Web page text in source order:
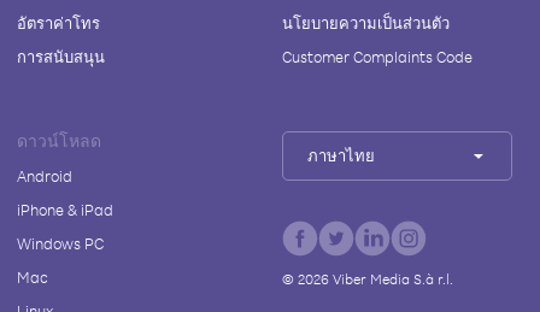
อัตราค่าโทร
การสนับสนุน
นโยบายความเป็นส่วนตัว
Customer Complaints Code
ดาวน์โหลด
Android
iPhone & iPad
Windows PC
Mac
ภาษาไทย
© 2026Viber Media S.à r.l.